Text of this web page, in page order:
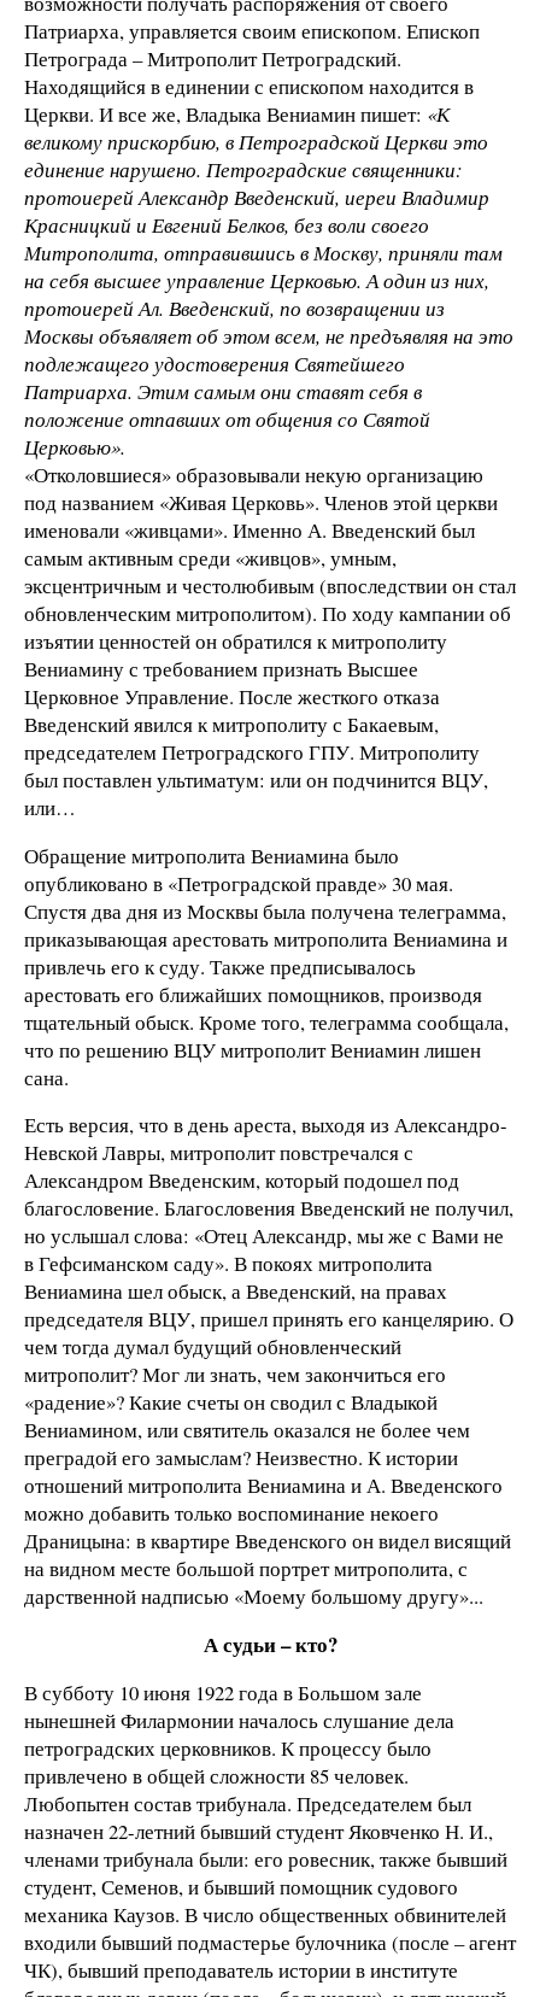
Патриарха, управляется своим епископом. Епископ
Петрограда – Митрополит Петроградский.
Находящийся в единении с епископом находится в
Церкви. И все же, Владыка Вениамин пишет: «К
великому прискорбию, в Петроградской Церкви это
единение нарушено. Петроградские священники:
протоиерей Александр Введенский, иереи Владимир
Красницкий и Евгений Белков, без воли своего
Митрополита, отправившись в Москву, приняли там
на себя высшее управление Церковью. А один из них,
протоиерей Ал. Введенский, по возвращении из
Москвы объявляет об этом всем, не предъявляя на это
подлежащего удостоверения Святейшего
Патриарха. Этим самым они ставят себя в
положение отпавших от общения со Святой
Церковью».
«Отколовшиеся» образовывали некую организацию
под названием «Живая Церковь». Членов этой церкви
именовали «живцами». Именно А. Введенский был
самым активным среди «живцов», умным,
эксцентричным и честолюбивым (впоследствии он стал
обновленческим митрополитом). По ходу кампании об
изъятии ценностей он обратился к митрополиту
Вениамину с требованием признать Высшее
Церковное Управление. После жесткого отказа
Введенский явился к митрополиту с Бакаевым,
председателем Петроградского ГПУ. Митрополиту
был поставлен ультиматум: или он подчинится ВЦУ,
или…
Обращение митрополита Вениамина было
опубликовано в «Петроградской правде» 30 мая.
Спустя два дня из Москвы была получена телеграмма,
приказывающая арестовать митрополита Вениамина и
привлечь его к суду. Также предписывалось
арестовать его ближайших помощников, производя
тщательный обыск. Кроме того, телеграмма сообщала,
что по решению ВЦУ митрополит Вениамин лишен
сана.
Есть версия, что в день ареста, выходя из Александро-
Невской Лавры, митрополит повстречался с
Александром Введенским, который подошел под
благословение. Благословения Введенский не получил,
но услышал слова: «Отец Александр, мы же с Вами не
в Гефсиманском саду». В покоях митрополита
Вениамина шел обыск, а Введенский, на правах
председателя ВЦУ, пришел принять его канцелярию. О
чем тогда думал будущий обновленческий
митрополит? Мог ли знать, чем закончиться его
«радение»? Какие счеты он сводил с Владыкой
Вениамином, или святитель оказался не более чем
преградой его замыслам? Неизвестно. К истории
отношений митрополита Вениамина и А. Введенского
можно добавить только воспоминание некоего
Драницына: в квартире Введенского он видел висящий
на видном месте большой портрет митрополита, с
дарственной надписью «Моему большому другу»...
А судьи – кто?
В субботу 10 июня 1922 года в Большом зале
нынешней Филармонии началось слушание дела
петроградских церковников. К процессу было
привлечено в общей сложности 85 человек.
Любопытен состав трибунала. Председателем был
назначен 22-летний бывший студент Яковченко Н. И.,
членами трибунала были: его ровесник, также бывший
студент, Семенов, и бывший помощник судового
механика Каузов. В число общественных обвинителей
входили бывший подмастерье булочника (после – агент
ЧК), бывший преподаватель истории в институте